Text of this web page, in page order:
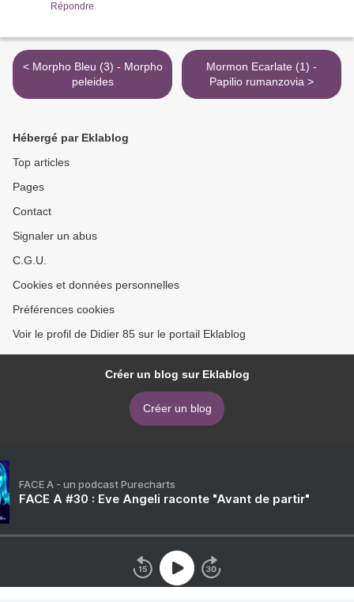
Répondre
< Morpho Bleu (3) - Morpho
peleides
Mormon Ecarlate (1) -
Papilio rumanzovia >
Hébergé par Eklablog
Top articles
Pages
Contact
Signaler un abus
C.G.U.
Cookies et données personnelles
Préférences cookies
Voir le profil de Didier 85 sur le portail Eklablog
Créer un blog sur Eklablog
Créer un blog
FACE A - un podcast Purecharts
FACE A #30 : Eve Angeli raconte "Avant de partir"